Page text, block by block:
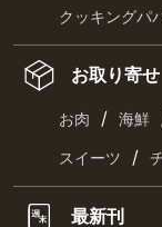
クッキングパ
お取り寄せ
お肉 / 海鮮
スイーツ /
最新刊